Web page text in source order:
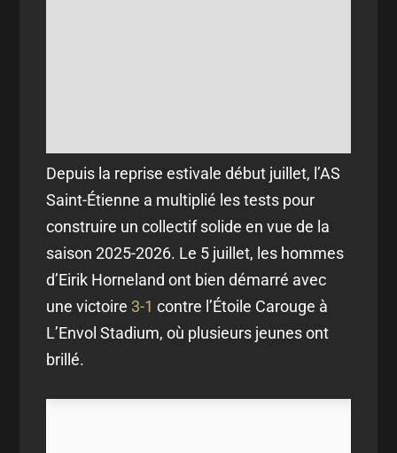
Depuis la reprise estivale début juillet, l’AS
Saint-Étienne a multiplié les tests pour
construire un collectif solide en vue de la
saison 2025-2026. Le 5 juillet, les hommes
d’Eirik Horneland ont bien démarré avec
une victoire 3-1 contre l’Étoile Carouge à
L’Envol Stadium, où plusieurs jeunes ont
brillé.